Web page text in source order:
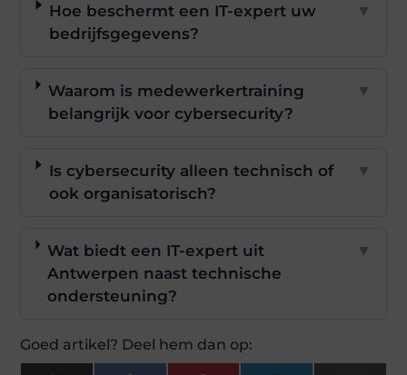
Hoe beschermt een IT-expert uw
bedrijfsgegevens?
▼
Waarom is medewerkertraining
belangrijk voor cybersecurity?
▼
Is cybersecurity alleen technisch of
ook organisatorisch?
▼
Wat biedt een IT-expert uit
Antwerpen naast technische
ondersteuning?
▼
Goed artikel? Deel hem dan op: